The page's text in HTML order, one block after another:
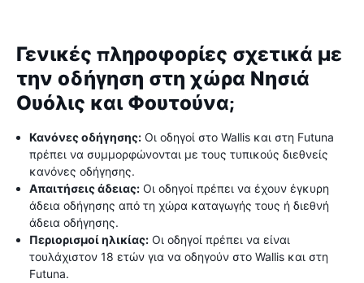
Γενικές πληροφορίες σχετικά με
την οδήγηση στη χώρα Νησιά
Ουόλις και Φουτούνα;
Κανόνες οδήγησης: Οι οδηγοί στο Wallis και στη Futuna
πρέπει να συμμορφώνονται με τους τυπικούς διεθνείς
κανόνες οδήγησης.
Απαιτήσεις άδειας: Οι οδηγοί πρέπει να έχουν έγκυρη
άδεια οδήγησης από τη χώρα καταγωγής τους ή διεθνή
άδεια οδήγησης.
Περιορισμοί ηλικίας: Οι οδηγοί πρέπει να είναι
τουλάχιστον 18 ετών για να οδηγούν στο Wallis και στη
Futuna.